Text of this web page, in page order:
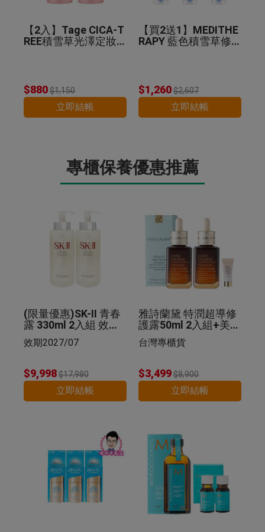
【2入】Tage CICA-T
REE積雪草光澤定妝
$880$1,150
立即結帳
【買2送1】MEDITHE
RAPY 藍色積雪草修
$1,260$2,607
立即結帳
專櫃保養優惠推薦
(限量優惠)SK-II 青春
露 330ml 2入組 效期2
027/07
效期2027/07
$9,998$17,980
立即結帳
雅詩蘭黛 特潤超導修
護露50ml 2入組+美肌
乳 5ml 公司貨
台灣專櫃貨
$3,499$8,900
立即結帳